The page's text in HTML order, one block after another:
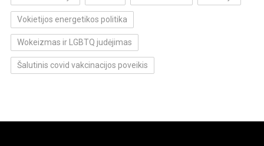
Vokietijos energetikos politika
Wokeizmas ir LGBTQ judėjimas
Šalutinis covid vakcinacijos poveikis